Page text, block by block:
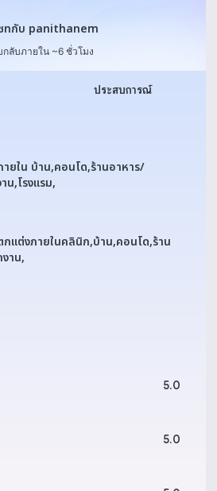
ทกับ panithanem
กลับภายใน ~6 ชั่วโมง
ประสบการณ์
ยใน บ้าน,คอนโด,ร้านอาหาร/
น,โรงแรม,
แต่งภายในคลินิก,บ้าน,คอนโด,ร้าน
าน,
5.0
5.0